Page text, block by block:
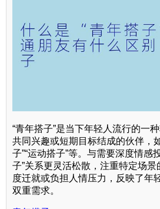
“青年搭子”是当下年轻人流行的一
共同兴趣或短期目标结成的伙伴，
子”“运动搭子”等。与需要深度情感
子”关系更灵活松散，注重特定场
度迁就或负担人情压力，反映了年
双重需求。